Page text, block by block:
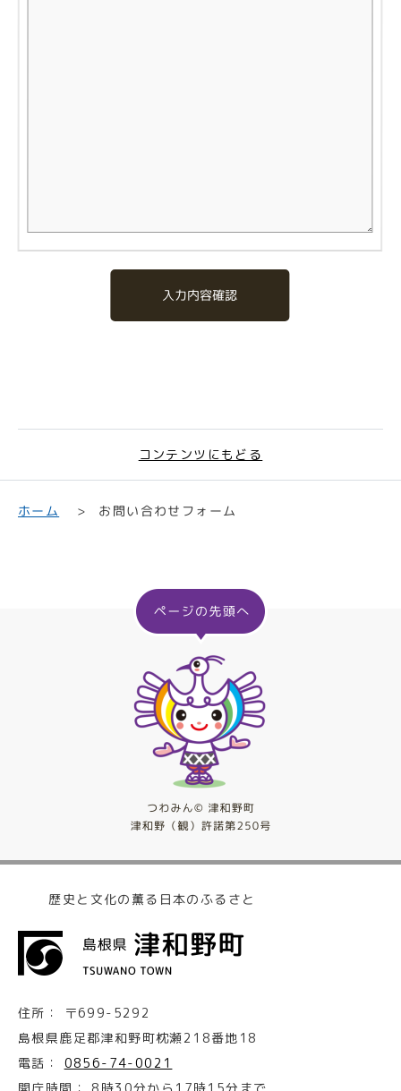
入力内容確認
コンテンツにもどる
ホーム お問い合わせフォーム
歴史と文化の薫る日本のふるさと
住所：
〒699-5292
島根県鹿足郡津和野町枕瀬218番地18
電話：
0856-74-0021